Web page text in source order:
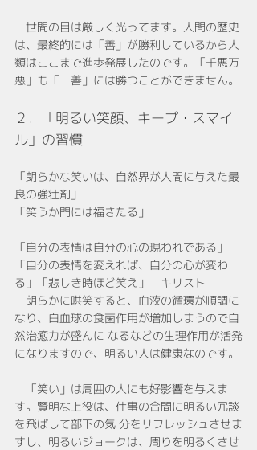
世間の目は厳しく光ってます。人間の歴史
は、最終的には「善」が勝利しているから人
類はここまで進歩発展したのです。「千悪万
悪」も「一善」には勝つことができません。
２．「明るい笑顔、キープ・スマイ
ル」の習慣
「朗らかな笑いは、自然界が人間に与えた最
良の強壮剤」
「笑うか門には福きたる」
「自分の表情は自分の心の現われである」
「自分の表情を変えれば、自分の心が変わ
る」「悲しき時ほど笑え」　キリスト
朗らかに哄笑すると、血液の循環が順調に
なり、白血球の食菌作用が増加しまうので自
然治癒力が盛んに なるなどの生理作用が活発
になりますので、明るい人は健康なのです。
「笑い」は周囲の人にも好影響を与えま
す。賢明な上役は、仕事の合間に明るい冗談
を飛ばして部下の気 分をリフレッシュさせま
すし、明るいジョークは、周りを明るくさせ